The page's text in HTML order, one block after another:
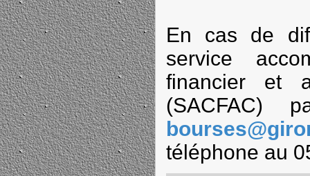
En cas de
service
financier et
(SACFAC)
téléphone au